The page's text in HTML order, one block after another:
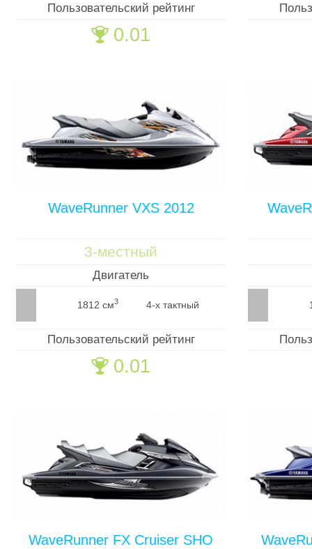
Пользовательский рейтинг
🏆 0.01
WaveRunner VXS 2012
3-местный
Двигатель
1812 см3 4-х тактный
Пользовательский рейтинг
🏆 0.01
WaveRunner FX Cruiser SHO